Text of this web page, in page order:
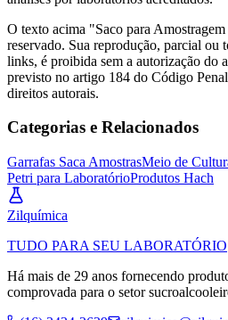
O texto acima "Saco para
reservado. Sua reprodução, parcial ou
links, é proibida sem a autorização do
previsto no artigo 184 do Código
direitos autorais.
Categorias e Relacionados
Garrafas Saca AmostrasMeio de
Petri para LaboratórioProdutos Hach
Zilquímica
TUDO PARA SEU LABORATÓRIO
Há mais de 29 anos fornecendo
comprovada para o setor